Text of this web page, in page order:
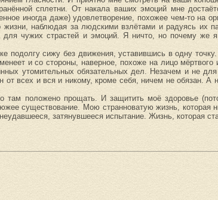
сплетни. От накала ваших эмоций мне
иногда даже) удовлетворение, похожее чем-то на
наблюдая за людскими взлётами и радуясь их
чужих страстей и эмоций. Я ничто, но почему же
подолгу сижу без движения, уставившись в одну
и со стороны, наверное, похоже на лицо мёртвого
утомительных обязательных дел. Незачем и не для
от всех и вся и никому, кроме себя, ничем не обязан. А
там положено прощать. И защитить моё здоровье
существование. Мою странноватую жизнь, которая
затянувшееся испытание. Жизнь, которая